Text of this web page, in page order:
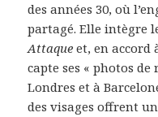
des années 30, où
partagé. Elle intègre
Attaque et, en accord
capte ses « photos
Londres et à
des visages offrent